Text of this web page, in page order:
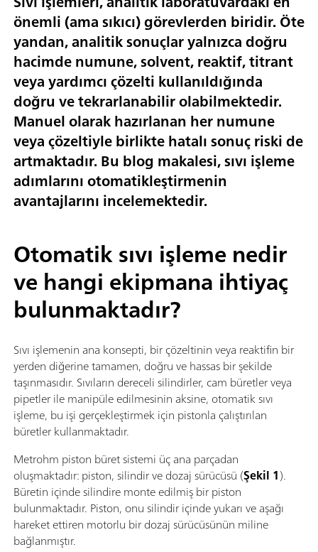
önemli (ama sıkıcı) görevlerden biridir. Öte
yandan, analitik sonuçlar yalnızca doğru
hacimde numune, solvent, reaktif, titrant
veya yardımcı çözelti kullanıldığında
doğru ve tekrarlanabilir olabilmektedir.
Manuel olarak hazırlanan her numune
veya çözeltiyle birlikte hatalı sonuç riski de
artmaktadır. Bu blog makalesi, sıvı işleme
adımlarını otomatikleştirmenin
avantajlarını incelemektedir.
Otomatik sıvı işleme nedir
ve hangi ekipmana ihtiyaç
bulunmaktadır?
Sıvı işlemenin ana konsepti, bir çözeltinin veya reaktifin bir
yerden diğerine tamamen, doğru ve hassas bir şekilde
taşınmasıdır. Sıvıların dereceli silindirler, cam büretler veya
pipetler ile manipüle edilmesinin aksine, otomatik sıvı
işleme, bu işi gerçekleştirmek için pistonla çalıştırılan
büretler kullanmaktadır.
Metrohm piston büret sistemi üç ana parçadan
oluşmaktadır: piston, silindir ve dozaj sürücüsü (Şekil 1).
Büretin içinde silindire monte edilmiş bir piston
bulunmaktadır. Piston, onu silindir içinde yukarı ve aşağı
hareket ettiren motorlu bir dozaj sürücüsünün miline
bağlanmıştır.